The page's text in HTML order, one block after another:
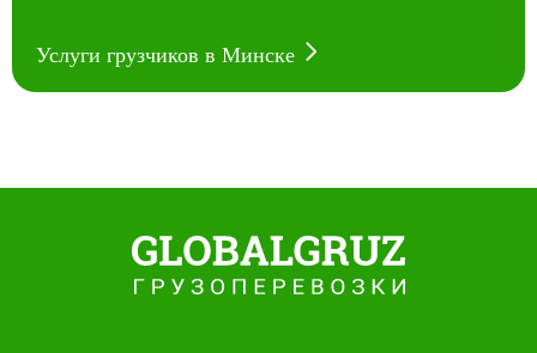
Услуги грузчиков в Минске